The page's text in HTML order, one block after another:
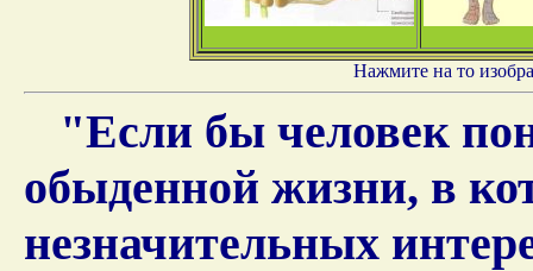
Нажмите на то
"Если бы человек
обыденной жизни, в
незначительных